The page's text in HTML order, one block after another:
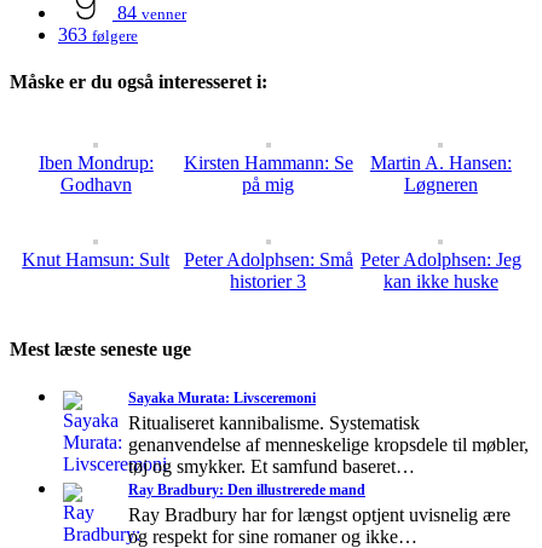
84 venner
363 følgere
Måske er du også interesseret i:
Iben Mondrup:
Godhavn
Kirsten Hammann: Se
på mig
Martin A. Hansen:
Løgneren
Knut Hamsun: Sult
Peter Adolphsen: Små
historier 3
Peter Adolphsen: Jeg
kan ikke huske
Mest læste seneste uge
Sayaka Murata: Livsceremoni
Ritualiseret kannibalisme. Systematisk
genanvendelse af menneskelige kropsdele til møbler,
tøj og smykker. Et samfund baseret…
Ray Bradbury: Den illustrerede mand
Ray Bradbury har for længst optjent uvisnelig ære
og respekt for sine romaner og ikke…